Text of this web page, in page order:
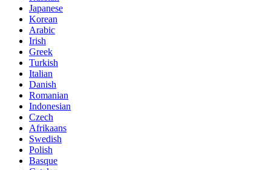
Japanese
Korean
Arabic
Irish
Greek
Turkish
Italian
Danish
Romanian
Indonesian
Czech
Afrikaans
Swedish
Polish
Basque